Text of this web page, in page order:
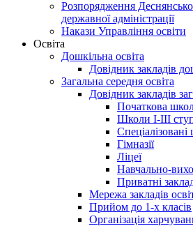
Розпорядження
державної адміністрації
Накази Управління освіти
Освіта
Дошкільна освіта
Довідник закладів
Загальна середня освіта
Довідник закладів
Початкова
Школи І-ІІІ
Спеціалізовані
Гімназії
Ліцеї
Навчально-
Приватні
Мережа закладів
Прийом до 1-х класів
Організація